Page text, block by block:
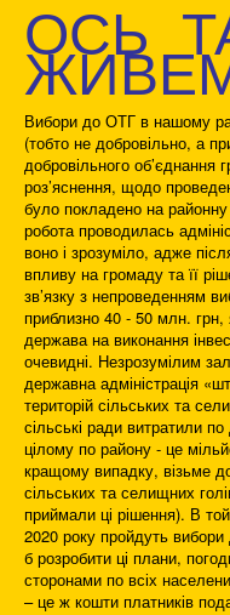
ОСЬ
Вибори до ОТГ в нашому
(тобто не добровільно, а
добровільного об’єднання
роз’яснення, щодо
було покладено на
робота проводилась
воно і зрозуміло, адже
впливу на громаду та її
зв’язку з непроведенням
приблизно 40 - 50 млн. грн,
держава на виконання
очевидні. Незрозумілим
державна адміністрація
територій сільських та
сільські ради витратили
цілому по району - це
кращому випадку, візьме
сільських та селищних
приймали ці рішення). В
2020 року пройдуть
б розробити ці плани,
сторонами по всіх
– це ж кошти платників